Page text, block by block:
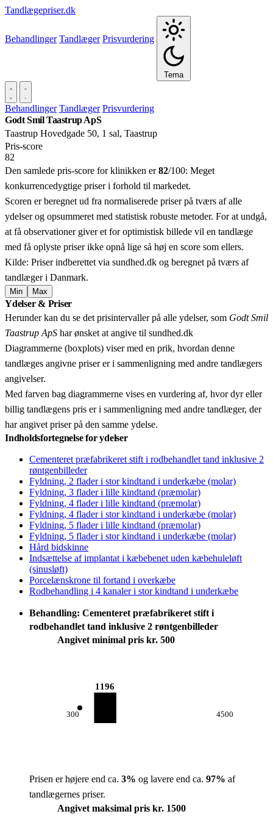
Tandlægepriser.dk
Behandlinger Tandlæger Prisvurdering
Tema
Behandlinger Tandlæger Prisvurdering
Godt Smil Taastrup ApS
Taastrup Hovedgade 50, 1 sal, Taastrup
Pris‑score
82
Den samlede pris-score for klinikken er82/100: Meget
konkurrencedygtige priser i forhold til markedet.
Scoren er beregnet ud fra normaliserede priser på tværs af alle
ydelser og opsummeret med statistisk robuste metoder. For at undgå,
at få observationer giver et for optimistisk billede vil en tandlæge
med få oplyste priser ikke opnå lige så høj en score som ellers.
Kilde: Priser indberettet via sundhed.dk og beregnet på tværs af
tandlæger i Danmark.
Min Max
+
−
Ydelser & Priser
Herunder kan du se det prisintervaller på alle ydelser, som Godt Smil
Taastrup ApS har ønsket at angive til sundhed.dk
Diagrammerne (boxplots) viser med en prik, hvordan denne
tandlæges angivne priser er i sammenligning med andre tandlægers
angivelser.
Med farven bag diagrammerne vises en vurdering af, hvor dyr eller
billig tandlægens pris er i sammenligning med andre tandlæger, der
har angivet priser på den samme ydelse.
Indholdsfortegnelse for ydelser
Cementeret præfabrikeret stift i rodbehandlet tand inklusive 2
røntgenbilleder
Fyldning, 2 flader i stor kindtand i underkæbe (molar)
Fyldning, 3 flader i lille kindtand (præmolar)
Fyldning, 4 flader i lille kindtand (præmolar)
Fyldning, 4 flader i stor kindtand i underkæbe (molar)
Fyldning, 5 flader i lille kindtand (præmolar)
Fyldning, 5 flader i stor kindtand i underkæbe (molar)
Hård bidskinne
Indsættelse af implantat i kæbebenet uden kæbehuleløft
(sinusløft)
Porcelænskrone til fortand i overkæbe
Rodbehandling i 4 kanaler i stor kindtand i underkæbe
Behandling: Cementeret præfabrikeret stift i
rodbehandlet tand inklusive 2 røntgenbilleder
Angivet minimal pris kr. 500
300
1196
4500
Prisen er højere end ca. 3% og lavere end ca. 97% af
tandlægernes priser.
Angivet maksimal pris kr. 1500